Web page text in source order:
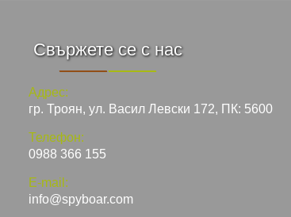
Свържете се с нас
Адрес:
гр. Троян, ул. Васил Левски 172, ПК: 5600
Телефон:
0988 366 155
E-mail:
info@spyboar.com